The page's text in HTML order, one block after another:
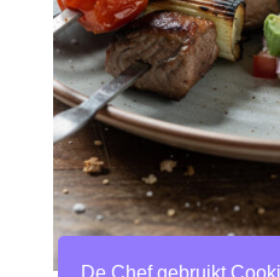
K R R
Chili Con Carne
1 uur 25
De Chef gebruikt